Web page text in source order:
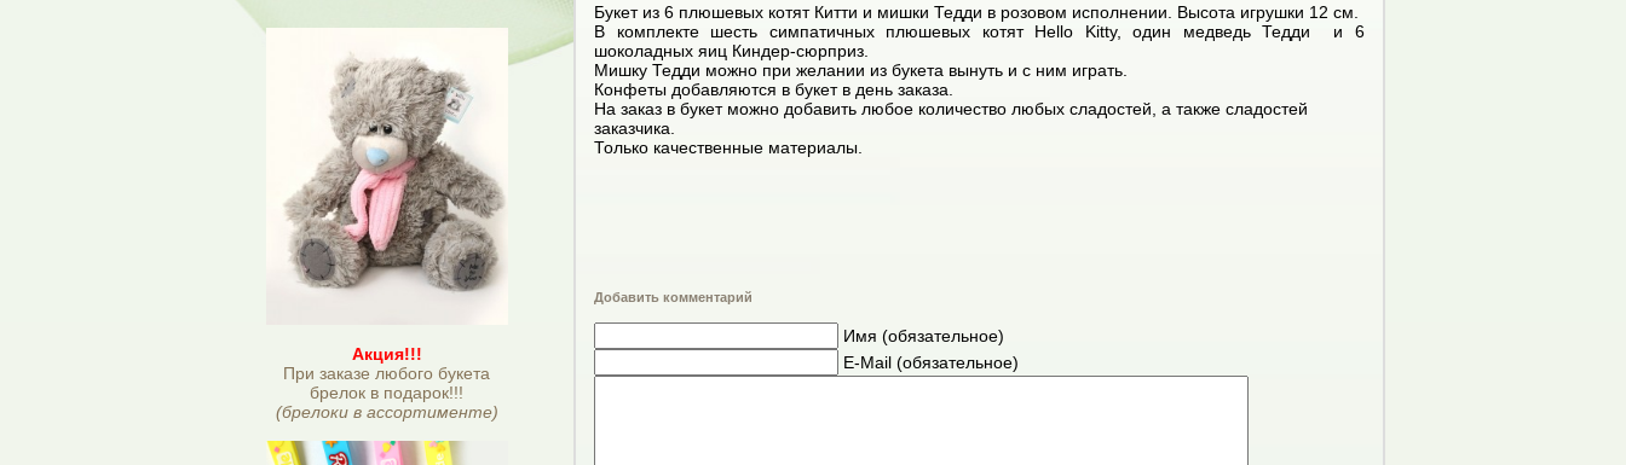
Акция!!!
При заказе любого букета
брелок в подарок!!!
(брелоки в ассортименте)
Букет из 6 плюшевых котят Китти и мишки Тедди в розовом исполнении. Высота игрушки 12 см.
В комплекте шесть симпатичных плюшевых котят Hello Kitty, один медведь Тедди и 6
шоколадных яиц Киндер-сюрприз.
Мишку Тедди можно при желании из букета вынуть и с ним играть.
Конфеты добавляются в букет в день заказа.
На заказ в букет можно добавить любое количество любых сладостей, а также сладостей
заказчика.
Только качественные материалы.
Добавить комментарий
Имя (обязательное)
E-Mail (обязательное)